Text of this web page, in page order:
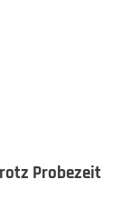
Probezeit